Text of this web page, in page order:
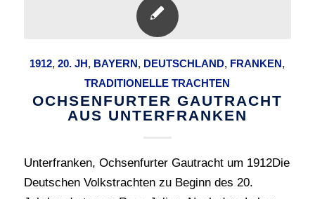
1912,20. JH, BAYERN, DEUTSCHLAND, FRANKEN,
TRADITIONELLE TRACHTEN
OCHSENFURTER GAUTRACHT
AUS UNTERFRANKEN
Unterfranken, Ochsenfurter Gautracht um 1912Die
Deutschen Volkstrachten zu Beginn des 20.